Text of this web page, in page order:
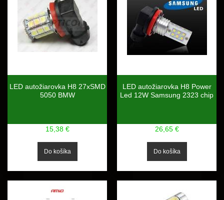
LED autožiarovka H8 27xSMD
5050 BMW
15,38 €
LED autožiarovka H8 Power
Led 12W Samsung 2323 chip
26,65 €